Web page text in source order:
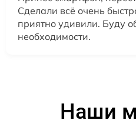
Сделали всё очень
приятно удивили. Буду
необходимости.
Наши